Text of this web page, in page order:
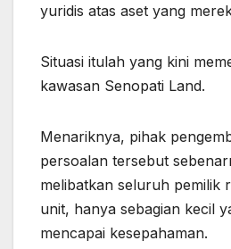
yuridis atas aset yang
Situasi itulah yang kini
kawasan Senopati Land.
Menariknya, pihak
persoalan tersebut
melibatkan seluruh pemilik
unit, hanya sebagian kecil
mencapai kesepahaman.